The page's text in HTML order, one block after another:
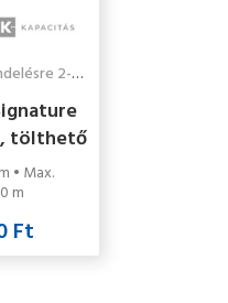
2-3 hét
tölthető
• Max.
m
Ft